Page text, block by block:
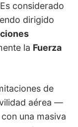
considerado
dirigido
la Fuerza
de
aérea —
una masiva